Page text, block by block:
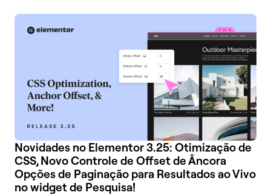
Novidades no Elementor 3.25: Otimização de
CSS, Novo Controle de Offset de Âncora
Opções de Paginação para Resultados ao Vivo
no widget de Pesquisa!